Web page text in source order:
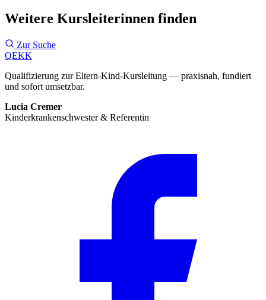
Weitere Kursleiterinnen finden
Zur Suche
QEKK
Qualifizierung zur Eltern-Kind-Kursleitung — praxisnah, fundiert
und sofort umsetzbar.
Lucia Cremer
Kinderkrankenschwester & Referentin